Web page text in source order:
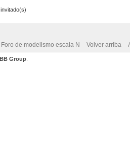
Foro de modelismo escala N Volver arriba
Group